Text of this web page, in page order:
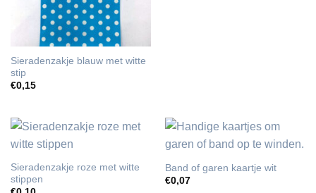
Sieradenzakje blauw met witte
stip
€0,15
Sieradenzakje roze met witte
stippen
Band of garen kaartje wit
€0,07